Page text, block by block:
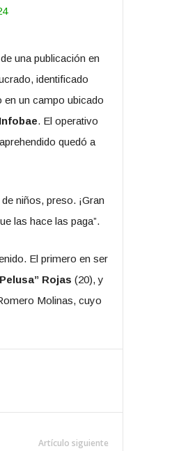
una publicación en
identificado
en un campo ubicado
Infobae. El operativo
quedó a
niños, preso. ¡Gran
las hace las paga”.
El primero en ser
Rojas (20), y
Molinas, cuyo
Artículo siguiente